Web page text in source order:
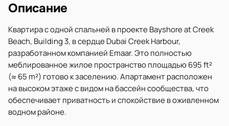
Описание
Квартира с одной спальней в проекте Bayshore at Creek
Beach, Building 3, в сердце Dubai Creek Harbour,
разработанном компанией Emaar. Это полностью
меблированное жилое пространство площадью 695 ft²
(≈ 65 m²) готово к заселению. Апартамент расположен
на высоком этаже с видом на бассейн сообщества, что
обеспечивает приватность и спокойствие в оживленном
водном районе.